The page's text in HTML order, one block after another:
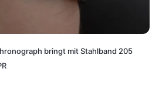
bringt mit Stahlband 205